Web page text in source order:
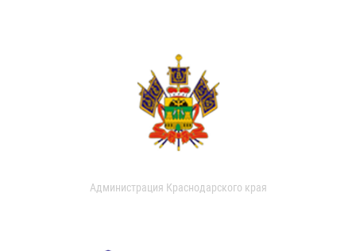
Администрация Краснодарского края